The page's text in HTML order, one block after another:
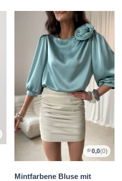
0,0(0)
Mintfarbene Bluse mit